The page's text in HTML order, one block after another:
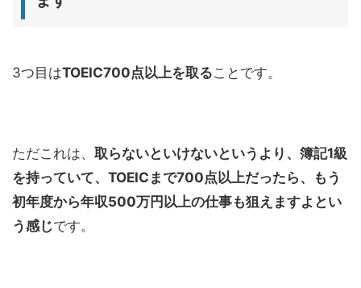
3つ目はTOEIC700点以上を取ることです。
ただこれは、 取らないといけないというより、簿記1級
を持っていて、TOEICまで700点以上だったら、もう
初年度から年収500万円以上の仕事も狙えますよとい
う感じです。